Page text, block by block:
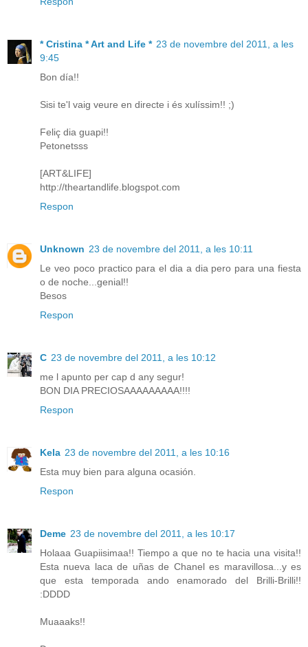
* Cristina * Art and Life * 23 de novembre del 2011, a les
9:45
Bon día!!
Sisi te'l vaig veure en directe i és xulíssim!! ;)
Feliç dia guapi!!
Petonetsss
[ART&LIFE]
http://theartandlife.blogspot.com
Respon
Unknown 23 de novembre del 2011, a les 10:11
Le veo poco practico para el dia a dia pero para una fiesta
o de noche...genial!!
Besos
Respon
C 23 de novembre del 2011, a les 10:12
me l apunto per cap d any segur!
BON DIA PRECIOSAAAAAAAAA!!!!
Respon
Kela 23 de novembre del 2011, a les 10:16
Esta muy bien para alguna ocasión.
Respon
Deme 23 de novembre del 2011, a les 10:17
Holaaa Guapiisimaa!! Tiempo a que no te hacia una visita!!
Esta nueva laca de uñas de Chanel es maravillosa...y es
que esta temporada ando enamorado del Brilli-Brilli!!
:DDDD
Muaaaks!!